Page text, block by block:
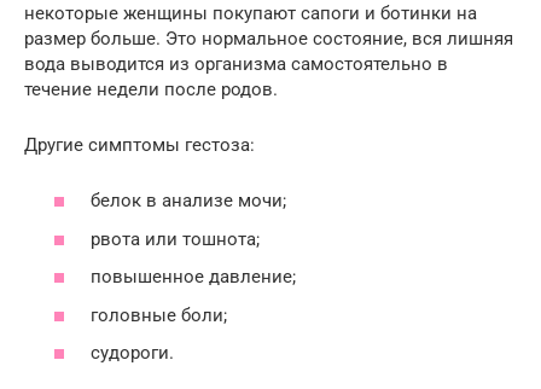
некоторые женщины покупают сапоги и ботинки на
размер больше. Это нормальное состояние, вся лишняя
вода выводится из организма самостоятельно в
течение недели после родов.
Другие симптомы гестоза:
белок в анализе мочи;
рвота или тошнота;
повышенное давление;
головные боли;
судороги.